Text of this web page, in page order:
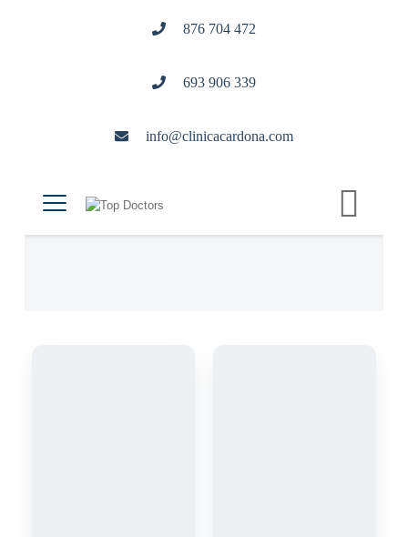
876 704 472
693 906 339
info@clinicacardona.com